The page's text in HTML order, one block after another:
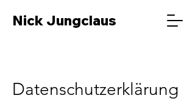
Nick Jungclaus
Datenschutz­erklärung